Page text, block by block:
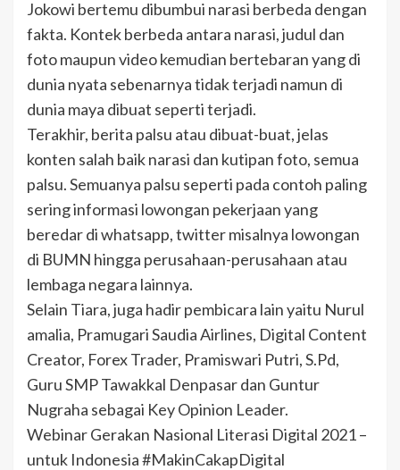
Jokowi bertemu dibumbui narasi berbeda dengan
fakta. Kontek berbeda antara narasi, judul dan
foto maupun video kemudian bertebaran yang di
dunia nyata sebenarnya tidak terjadi namun di
dunia maya dibuat seperti terjadi.
Terakhir, berita palsu atau dibuat-buat, jelas
konten salah baik narasi dan kutipan foto, semua
palsu. Semuanya palsu seperti pada contoh paling
sering informasi lowongan pekerjaan yang
beredar di whatsapp, twitter misalnya lowongan
di BUMN hingga perusahaan-perusahaan atau
lembaga negara lainnya.
Selain Tiara, juga hadir pembicara lain yaitu Nurul
amalia, Pramugari Saudia Airlines, Digital Content
Creator, Forex Trader, Pramiswari Putri, S.Pd,
Guru SMP Tawakkal Denpasar dan Guntur
Nugraha sebagai Key Opinion Leader.
Webinar Gerakan Nasional Literasi Digital 2021 –
untuk Indonesia #MakinCakapDigital